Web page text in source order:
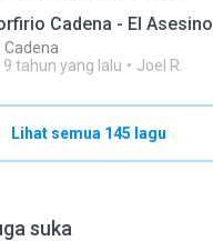
Cadena - El Asesino
Cadena
9 tahun yang lalu Joel R.
Lihat semua 145 lagu
suka